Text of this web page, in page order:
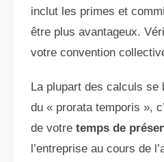
inclut les primes et
être plus avantageux.
votre convention
La plupart des calculs se
du « prorata temporis »,
de votre temps de
l’entreprise au cours de